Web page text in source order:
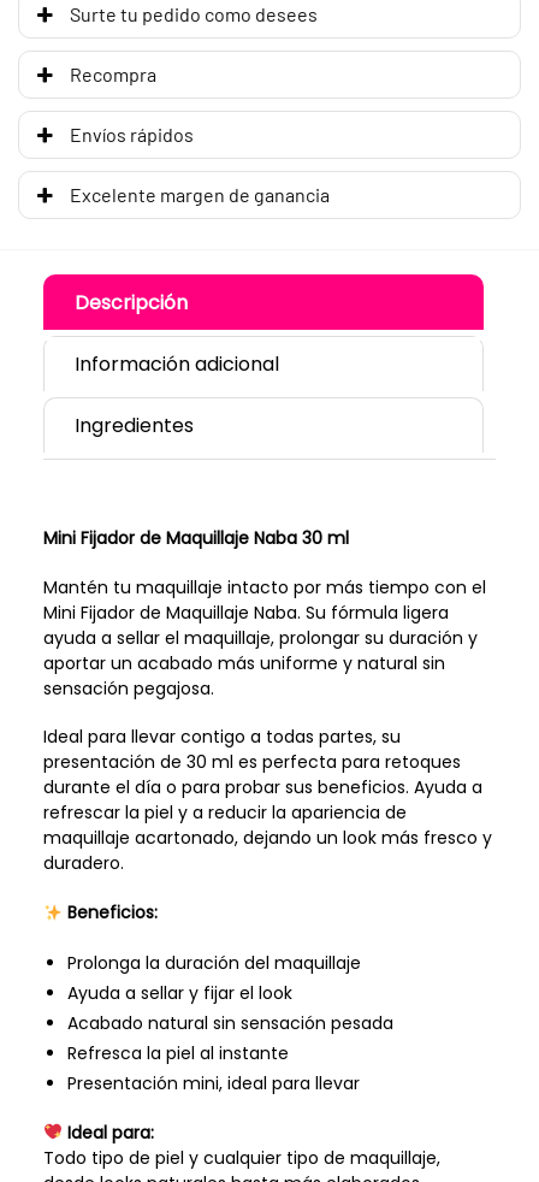
Surte tu pedido como desees
Recompra
Envíos rápidos
Excelente margen de ganancia
Descripción
Información adicional
Ingredientes
Mini Fijador de Maquillaje Naba 30 ml
Mantén tu maquillaje intacto por más tiempo con el
Mini Fijador de Maquillaje Naba. Su fórmula ligera
ayuda a sellar el maquillaje, prolongar su duración y
aportar un acabado más uniforme y natural sin
sensación pegajosa.
Ideal para llevar contigo a todas partes, su
presentación de 30 ml es perfecta para retoques
durante el día o para probar sus beneficios. Ayuda a
refrescar la piel y a reducir la apariencia de
maquillaje acartonado, dejando un look más fresco y
duradero.
Beneficios:
Prolonga la duración del maquillaje
Ayuda a sellar y fijar el look
Acabado natural sin sensación pesada
Refresca la piel al instante
Presentación mini, ideal para llevar
Ideal para:
Todo tipo de piel y cualquier tipo de maquillaje,